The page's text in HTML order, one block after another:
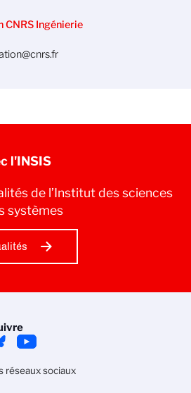
CNRS Ingénierie
l'INSIS
de l’Institut des sciences
systèmes
réseaux sociaux